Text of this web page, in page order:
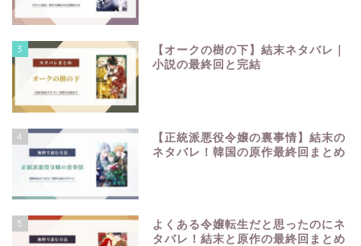
3
【オークの樹の下】結末ネタバレ｜
小説の最終回と完結
4
【正統派悪役令嬢の裏事情】結末の
ネタバレ！韓国の原作最終回まとめ
5
よくある令嬢転生だと思ったのにネ
タバレ！結末と原作の最終回まとめ